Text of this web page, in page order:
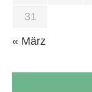
31
« März